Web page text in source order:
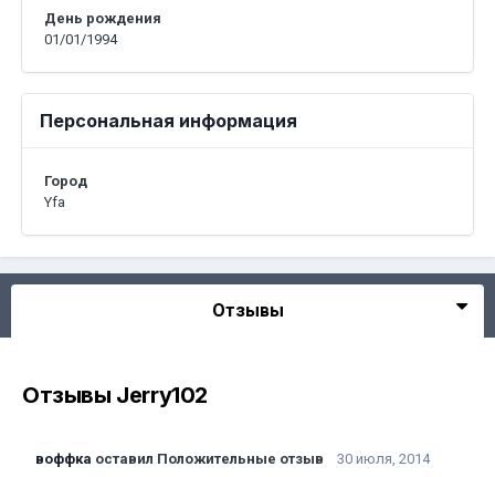
День рождения
01/01/1994
Персональная информация
Город
Yfa
Отзывы
Отзывы Jerry102
воффка оставил Положительные отзыв 30 июля, 2014